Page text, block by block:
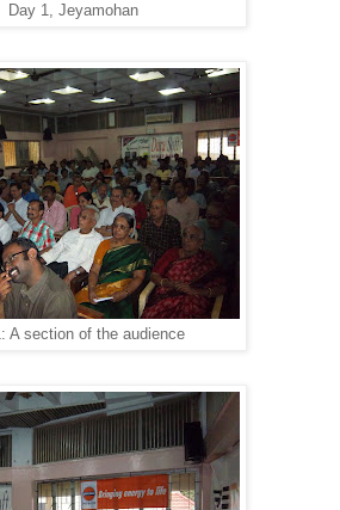
Day 1, Jeyamohan
A section of the audience